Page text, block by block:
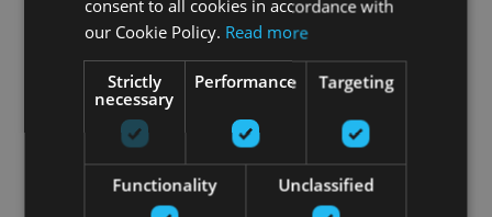
consent to all cookies in accordance with
our Cookie Policy. Read more
Strictly
necessary
Performance Targeting
Functionality Unclassified